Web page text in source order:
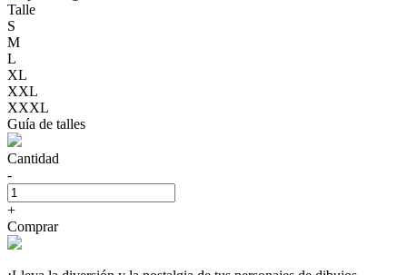
Talle
S
M
L
XL
XXL
XXXL
Guía de talles
Cantidad
-
+
Comprar